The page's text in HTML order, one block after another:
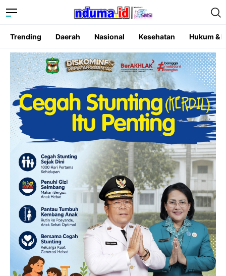
Trending Daerah Nasional Kesehatan Hukum &